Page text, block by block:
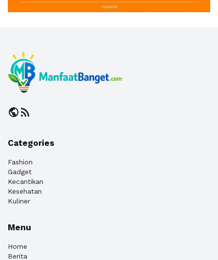
publicrss_feed
Categories
Fashion
Gadget
Kecantikan
Kesehatan
Kuliner
Menu
Home
Berita